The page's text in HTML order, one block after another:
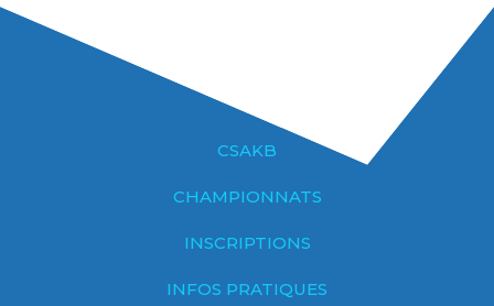
CSAKB
CHAMPIONNATS
INSCRIPTIONS
INFOS PRATIQUES